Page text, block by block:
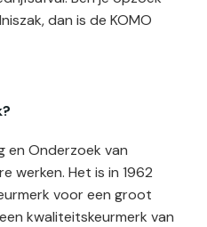
dan is de KOMO
en Onderzoek van
werken. Het is in 1962
voor een groot
kwaliteitskeurmerk van